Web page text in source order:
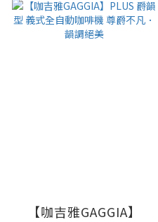
【咖吉雅GAGGIA】